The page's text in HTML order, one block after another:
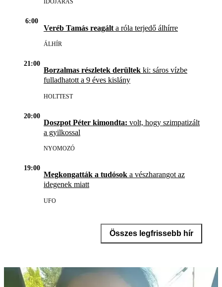
IDŐJÁRÁS
6:00
Veréb Tamás reagált a róla terjedő álhírre
ÁLHÍR
21:00
Borzalmas részletek derültek ki: sáros vízbe
fulladhatott a 9 éves kislány
HOLTTEST
20:00
Doszpot Péter kimondta: volt, hogy szimpatizált
a gyilkossal
NYOMOZÓ
19:00
Megkongatták a tudósok a vészharangot az
idegenek miatt
UFO
Összes legfrissebb hír